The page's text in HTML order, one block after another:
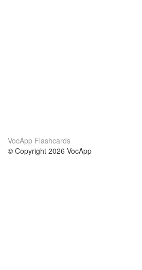
VocApp Flashcards
© Copyright 2026 VocApp